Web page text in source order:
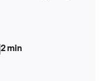
2 min